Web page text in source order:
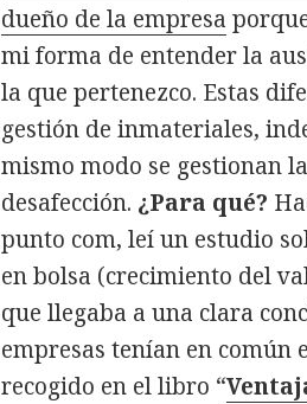
dueño de la empresa
mi forma de entender la
la que pertenezco. Estas
gestión de inmateriales,
mismo modo se gestionan
desafección. ¿Para qué?
punto com, leí un estudio
en bolsa (crecimiento del
que llegaba a una clara
empresas tenían en común
recogido en el libro “